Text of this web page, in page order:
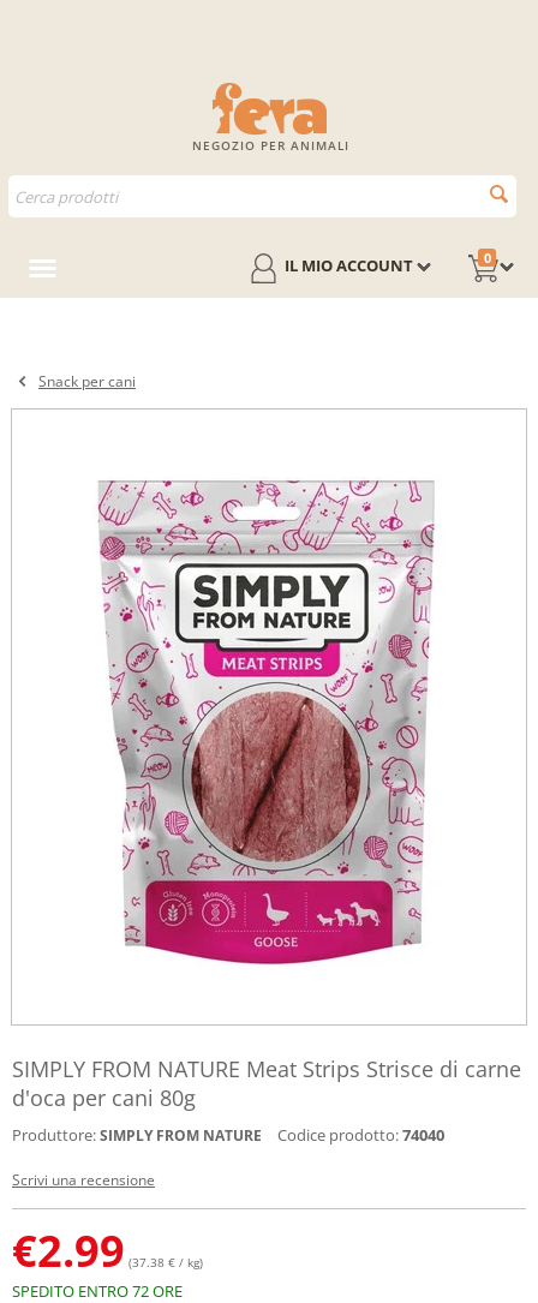
NEGOZIO PER ANIMALI
0
IL MIO ACCOUNT
Snack per cani
SIMPLY FROM NATURE Meat Strips Strisce di carne
d'oca per cani 80g
Produttore:SIMPLY FROM NATURE Codice prodotto:74040
Scrivi una recensione
€2.99 (37.38 € / kg)
SPEDITO ENTRO 72 ORE